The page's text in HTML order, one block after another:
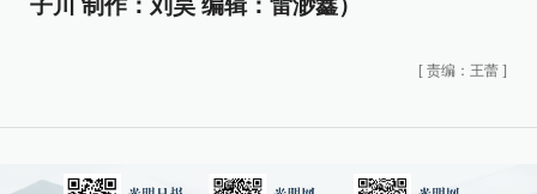
子川 制作：刘昊 编辑：雷渺鑫）
[ 责编：王蕾 ]